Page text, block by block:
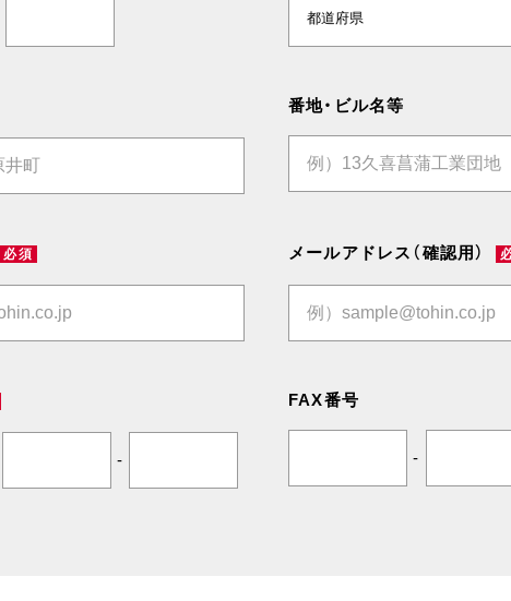
番地・ビル名等
必須 メールアドレス（確認用）
-
FAX番号
-